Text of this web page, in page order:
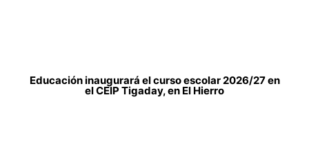
Educación inaugurará el curso escolar 2026/27 en
el CEIP Tigaday, en El Hierro